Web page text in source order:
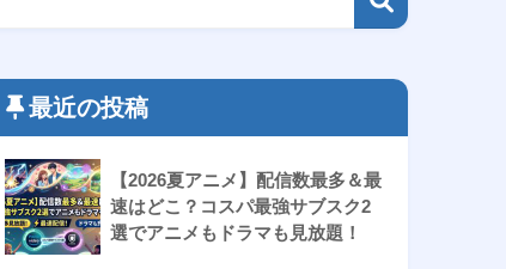
最近の投稿
【2026夏アニメ】配信数最多＆最
速はどこ？コスパ最強サブスク2
選でアニメもドラマも見放題！